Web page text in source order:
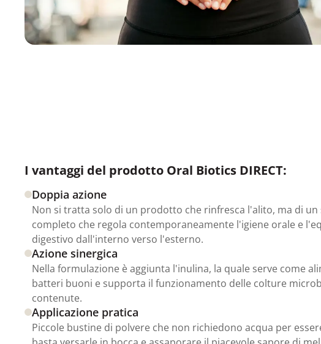
I vantaggi del prodotto Oral Biotics DIRECT:
Doppia azione
Non si tratta solo di un prodotto che rinfresca l'alito, ma di
completo che regola contemporaneamente l'igiene orale e
digestivo dall'interno verso l'esterno.
Azione sinergica
Nella formulazione è aggiunta l'inulina, la quale serve come
batteri buoni e supporta il funzionamento delle colture
contenute.
Applicazione pratica
Piccole bustine di polvere che non richiedono acqua per